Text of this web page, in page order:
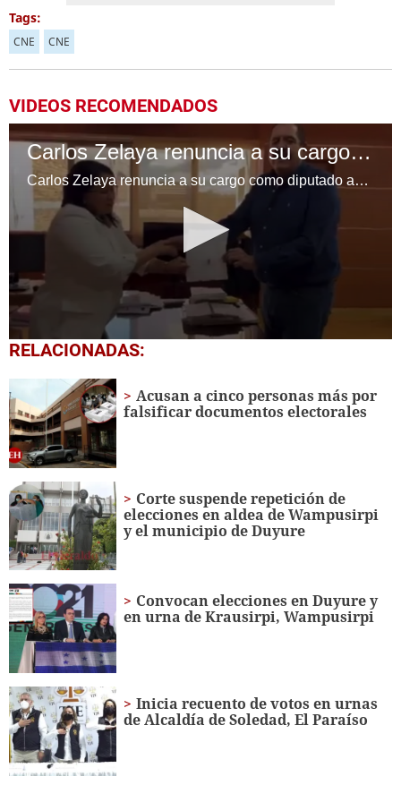
Tags:
CNE CNE
VIDEOS RECOMENDADOS
Carlos Zelaya renuncia a su cargo como diputado ante el CNE
Carlos Zelaya renuncia a su cargo como diputado ante el CNE.
0
seconds
seconds
RELACIONADAS:
Acusan a cinco personas más por
falsificar documentos electorales
Corte suspende repetición de
elecciones en aldea de Wampusirpi
y el municipio de Duyure
Convocan elecciones en Duyure y
en urna de Krausirpi, Wampusirpi
Inicia recuento de votos en urnas
de Alcaldía de Soledad, El Paraíso